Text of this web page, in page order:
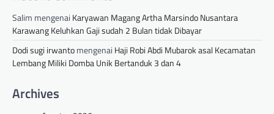
Salim mengenai Karyawan Magang Artha Marsindo Nusantara
Karawang Keluhkan Gaji sudah 2 Bulan tidak Dibayar
Dodi sugi irwantomengenai Haji Robi Abdi Mubarok asal Kecamatan
Lembang Miliki Domba Unik Bertanduk 3 dan 4
Archives